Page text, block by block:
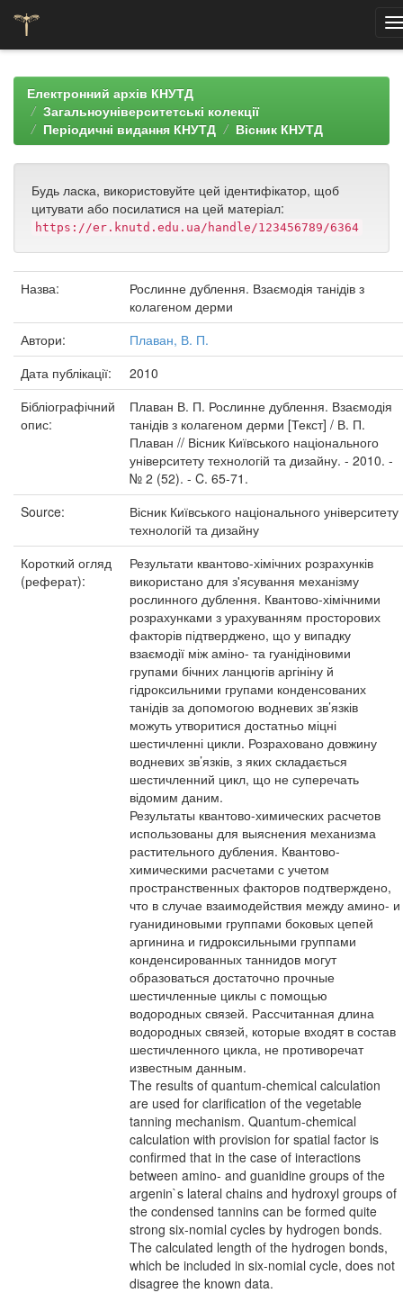
navigationЕлектронний архів КНУТД
Загальноуніверситетські колекції
Періодичні видання КНУТД
Вісник КНУТД
Будь ласка, використовуйте цей ідентифікатор, щоб
цитувати або посилатися на цей матеріал:
https://er.knutd.edu.ua/handle/123456789/6364
Назва:
Рослинне дублення. Взаємодія танідів з
колагеном дерми
Автори:
Плаван, В. П.
Дата публікації:
2010
Бібліографічний
опис:
Плаван В. П. Рослинне дублення. Взаємодія
танідів з колагеном дерми [Текст] / В. П.
Плаван // Вісник Київського національного
університету технологій та дизайну. - 2010. -
№ 2 (52). - C. 65-71.
Source:
Вісник Київського національного університету
технологій та дизайну
Короткий огляд
(реферат):
Результати квантово-хімічних розрахунків
використано для з'ясування механізму
рослинного дублення. Квантово-хімічними
розрахунками з урахуванням просторових
факторів підтверджено, що у випадку
взаємодії між аміно- та гуанідіновими
групами бічних ланцюгів аргініну й
гідроксильними групами конденсованих
танідів за допомогою водневих зв’язків
можуть утворитися достатньо міцні
шестичленні цикли. Розраховано довжину
водневих зв’язків, з яких складається
шестичленний цикл, що не суперечать
відомим даним.
Результаты квантово-химических расчетов
использованы для выяснения механизма
растительного дубления. Квантово-
химическими расчетами с учетом
пространственных факторов подтверждено,
что в случае взаимодействия между амино- и
гуанидиновыми группами боковых цепей
аргинина и гидроксильными группами
конденсированных таннидов могут
образоваться достаточно прочные
шестичленные циклы с помощью
водородных связей. Рассчитанная длина
водородных связей, которые входят в состав
шестичленного цикла, не противоречат
известным данным.
The results of quantum-chemical calculation
are used for clarification of the vegetable
tanning mechanism. Quantum-chemical
calculation with provision for spatial factor is
confirmed that in the case of interactions
between amino- and guanidine groups of the
argenin`s lateral chains and hydroxyl groups of
the condensed tannins can be formed quite
strong six-nomial cycles by hydrogen bonds.
The calculated length of the hydrogen bonds,
which be included in six-nomial cycle, does not
disagree the known data.